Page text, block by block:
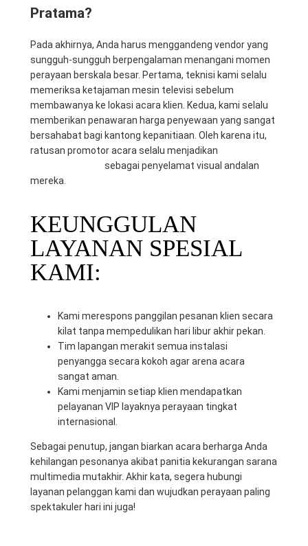
Pratama?
Pada akhirnya, Anda harus menggandeng vendor yang
sungguh-sungguh berpengalaman menangani momen
perayaan berskala besar. Pertama, teknisi kami selalu
memeriksa ketajaman mesin televisi sebelum
membawanya ke lokasi acara klien. Kedua, kami selalu
memberikan penawaran harga penyewaan yang sangat
bersahabat bagi kantong kepanitiaan. Oleh karena itu,
ratusan promotor acara selalu menjadikan
sebagai penyelamat visual andalan
mereka.
KEUNGGULAN
LAYANAN SPESIAL
KAMI:
Kami merespons panggilan pesanan klien secara
kilat tanpa mempedulikan hari libur akhir pekan.
Tim lapangan merakit semua instalasi
penyangga secara kokoh agar arena acara
sangat aman.
Kami menjamin setiap klien mendapatkan
pelayanan VIP layaknya perayaan tingkat
internasional.
Sebagai penutup, jangan biarkan acara berharga Anda
kehilangan pesonanya akibat panitia kekurangan sarana
multimedia mutakhir. Akhir kata, segera hubungi
layanan pelanggan kami dan wujudkan perayaan paling
spektakuler hari ini juga!